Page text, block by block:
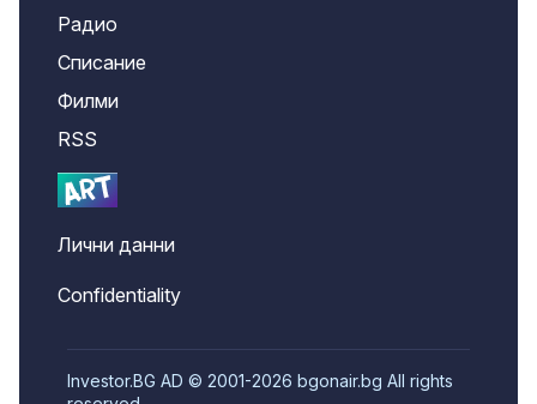
Радио
Списание
Филми
RSS
Лични данни
Confidentiality
Investor.BG AD © 2001-2026 bgonair.bg All rights